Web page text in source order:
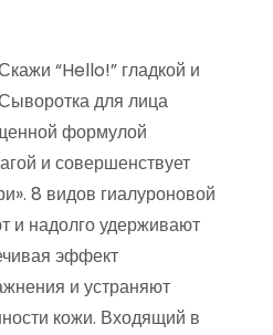
“Hello!” гладкой и
для лица
формулой
и совершенствует
8 видов гиалуроновой
и надолго удерживают
эффект
и устраняют
кожи. Входящий в